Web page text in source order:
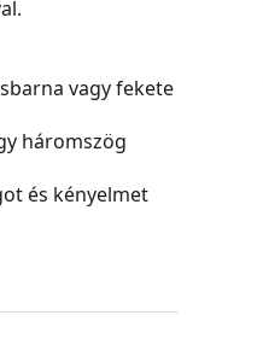
vagy fekete
háromszög
és kényelmet